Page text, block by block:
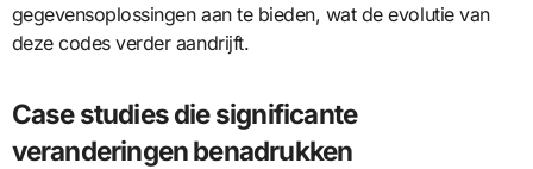
gegevensoplossingen aan te bieden, wat de evolutie van
deze codes verder aandrijft.
Case studies die significante
veranderingen benadrukken